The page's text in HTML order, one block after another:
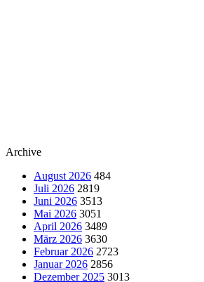
Archive
August 2026 484
Juli 2026 2819
Juni 2026 3513
Mai 2026 3051
April 2026 3489
März 2026 3630
Februar 2026 2723
Januar 2026 2856
Dezember 2025 3013